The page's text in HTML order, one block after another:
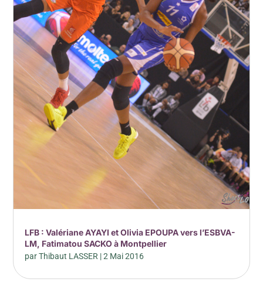
LFB : Valériane AYAYI et Olivia EPOUPA vers l’ESBVA-
LM, Fatimatou SACKO à Montpellier
parThibaut LASSER |2 Mai 2016